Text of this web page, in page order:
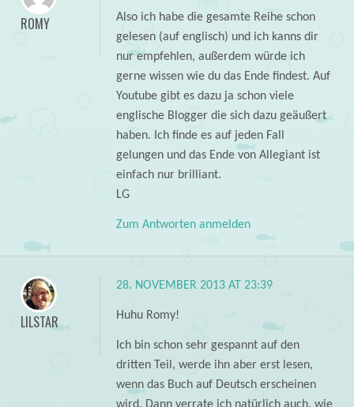
ROMY
Also ich habe die gesamte Reihe schon
gelesen (auf englisch) und ich kanns dir
nur empfehlen, außerdem würde ich
gerne wissen wie du das Ende findest. Auf
Youtube gibt es dazu ja schon viele
englische Blogger die sich dazu geäußert
haben. Ich finde es auf jeden Fall
gelungen und das Ende von Allegiant ist
einfach nur brilliant.
LG
Zum Antworten anmelden
LILSTAR
28. NOVEMBER 2013 AT 23:39
Huhu Romy!
Ich bin schon sehr gespannt auf den
dritten Teil, werde ihn aber erst lesen,
wenn das Buch auf Deutsch erscheinen
wird. Dann verrate ich natürlich auch, wie